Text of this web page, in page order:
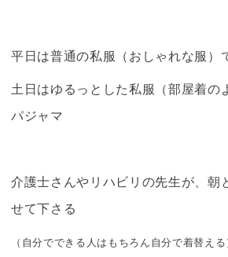
平日は普通の私服（おしゃれな服）
土日はゆるっとした私服（部屋着の
パジャマ
介護士さんやリハビリの先生が、朝
せて下さる
（自分でできる人はもちろん自分で着替える